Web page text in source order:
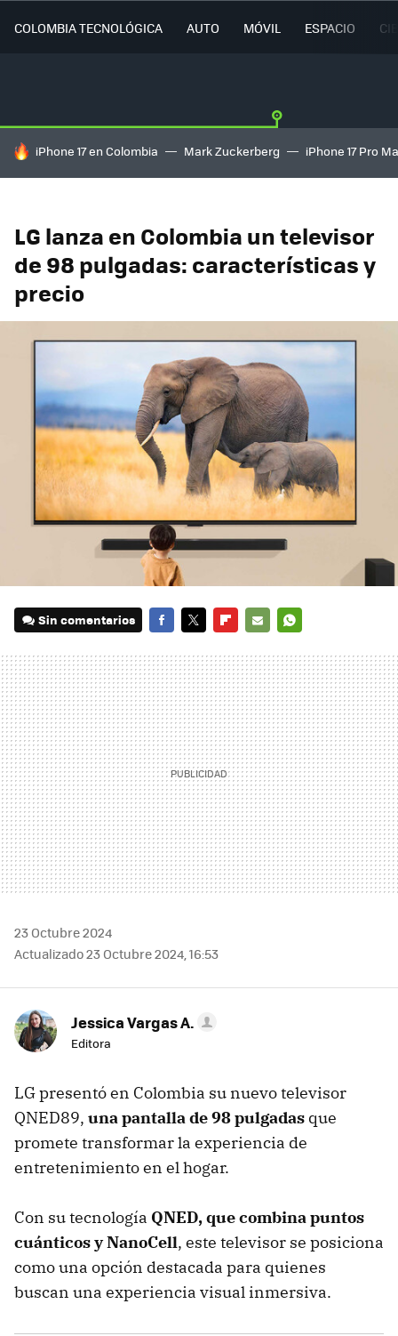
COLOMBIA TECNOLÓGICA AUTO MÓVIL ESPACIO
HOY SE HABLA DE
iPhone 17 en Colombia Mark Zuckerberg iPhone 17 Pro
LG lanza en Colombia un televisor
de 98 pulgadas: características y
precio
Sin comentarios
MAIL
23 Octubre 2024
Actualizado 23 Octubre 2024, 16:53
Jessica Vargas A.
Editora
LG presentó en Colombia su nuevo televisor
QNED89, una pantalla de 98 pulgadas que
promete transformar la experiencia de
entretenimiento en el hogar.
Con su tecnología QNED, que combina puntos
cuánticos y NanoCell, este televisor se posiciona
como una opción destacada para quienes
buscan una experiencia visual inmersiva.